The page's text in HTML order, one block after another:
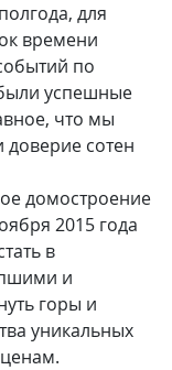
для
времени
по
успешные
что мы
сотен
домостроение
2015 года
в
и
горы и
уникальных